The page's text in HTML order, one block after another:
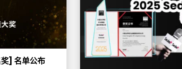
] 名单公布